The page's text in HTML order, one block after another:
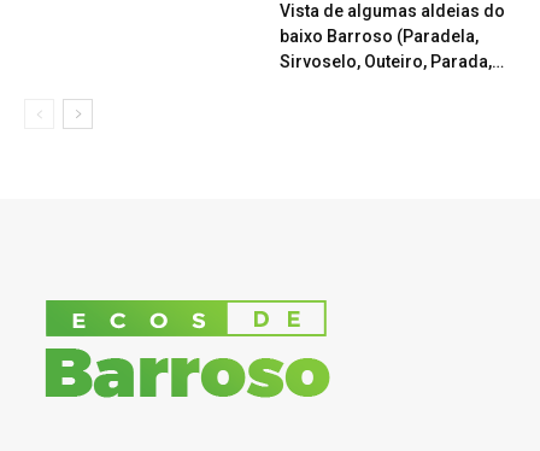
Vista de algumas aldeias do
baixo Barroso (Paradela,
Sirvoselo, Outeiro, Parada,…